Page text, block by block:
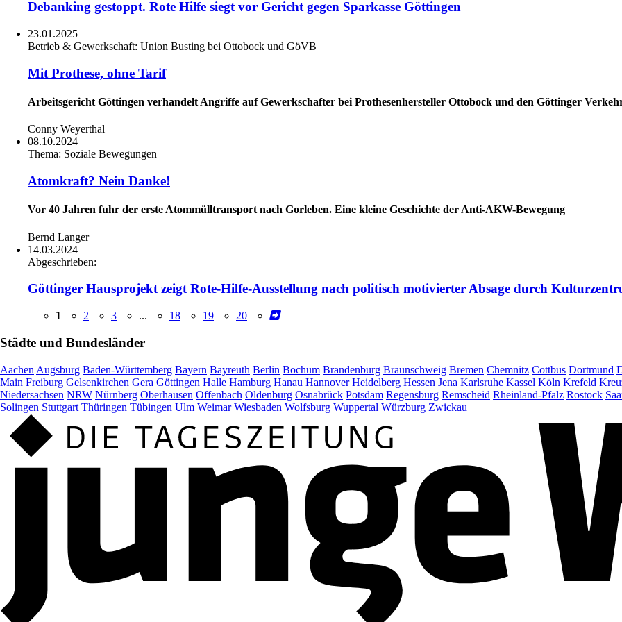
Debanking gestoppt. Rote Hilfe siegt vor Gericht gegen Sparkasse Göttingen
23.01.2025
Betrieb & Gewerkschaft: Union Busting bei Ottobock und GöVB
Mit Prothese, ohne Tarif
Arbeitsgericht Göttingen verhandelt Angriffe auf Gewerkschafter bei Prothesenhersteller Ottobock und den Göttinger
Conny Weyerthal
08.10.2024
Thema: Soziale Bewegungen
Atomkraft? Nein Danke!
Vor 40 Jahren fuhr der erste Atommülltransport nach Gorleben. Eine kleine Geschichte der Anti-AKW-Bewegung
Bernd Langer
14.03.2024
Abgeschrieben:
Göttinger Hausprojekt zeigt Rote-Hilfe-Ausstellung nach politisch motivierter Absage durch
1 2 3 ... 18 19 20
Städte und Bundesländer
Aachen Augsburg Baden-Württemberg Bayern Bayreuth Berlin Bochum Brandenburg Braunschweig Bremen Chemnitz Cottbus Dortmund
Main Freiburg Gelsenkirchen Gera Göttingen Halle Hamburg Hanau Hannover Heidelberg Hessen Jena Karlsruhe Kassel Köln Krefeld
Niedersachsen NRW Nürnberg Oberhausen Offenbach Oldenburg Osnabrück Potsdam Regensburg Remscheid Rheinland-Pfalz Rostock
Solingen Stuttgart Thüringen Tübingen Ulm Weimar Wiesbaden Wolfsburg Wuppertal Würzburg Zwickau